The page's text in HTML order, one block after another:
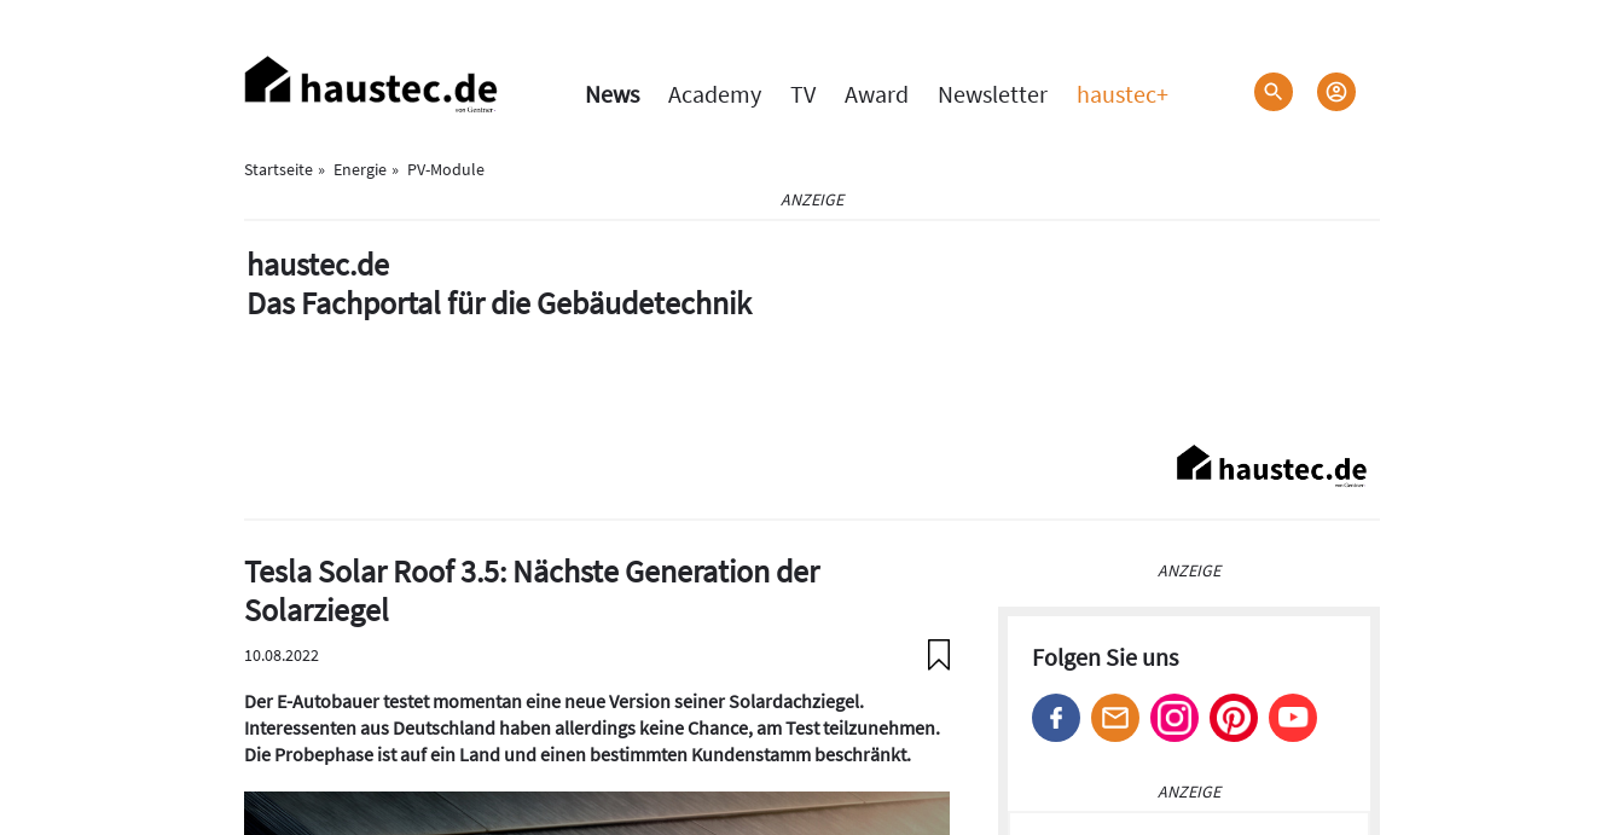
Haupt-
Navigation
News Academy TV Award Newsletter haustec+
Startseite Energie
PV-Module
ANZEIGE
haustec.de
Das Fachportal für die Gebäudetechnik
Tesla Solar Roof 3.5: Nächste Generation der
Solarziegel
10.08.2022
Der E-Autobauer testet momentan eine neue Version seiner Solardachziegel.
Interessenten aus Deutschland haben allerdings keine Chance, am Test teilzunehmen.
Die Probephase ist auf ein Land und einen bestimmten Kundenstamm beschränkt.
ANZEIGE
Folgen Sie uns
ANZEIGE